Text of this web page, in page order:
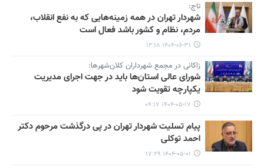
تاج:
شهردار تهران در همه زمینه‌هایی که به نفع انقلاب،
مردم، نظام و کشور باشد فعال است
۱۴۰۴-۰۶-۳۱ ۱۲:۱۸
زاکانی در مجمع شهرداران کلان‌شهرها:
شورای عالی استان‌ها باید در جهت اجرای مدیریت
یکپارچه تقویت شود
۱۴۰۴-۰۵-۱۷ ۰۹:۱۷
پیام تسلیت شهردار تهران در پی درگذشت مرحوم دکتر
احمد توکلی
۱۴۰۴-۰۵-۰۱ ۱۷:۲۹